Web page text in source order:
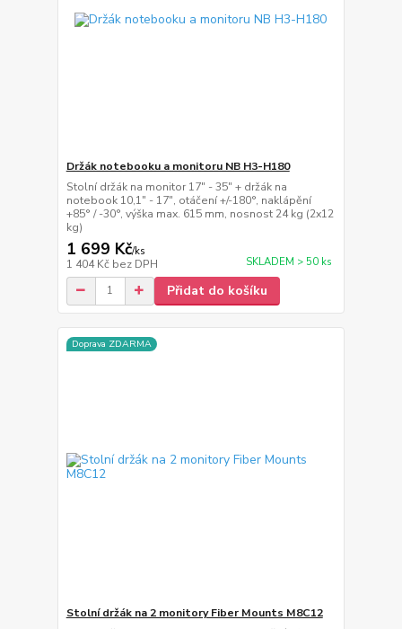
Držák notebooku a monitoru NB H3-H180
Stolní držák na monitor 17" - 35" + držák na
notebook 10,1" - 17", otáčení +/-180°, naklápění
+85° / -30°, výška max. 615 mm, nosnost 24 kg (2x12
kg)
1 699 Kč/ks
1 404 Kč bez DPH SKLADEM > 50 ks
Přidat do košíku
Doprava ZDARMA
Stolní držák na 2 monitory Fiber Mounts M8C12